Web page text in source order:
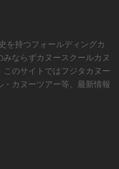
を持つフォールディングカ
ならずカヌースクールカヌ
のサイトではフジタカヌー
カヌーツアー等、最新情報